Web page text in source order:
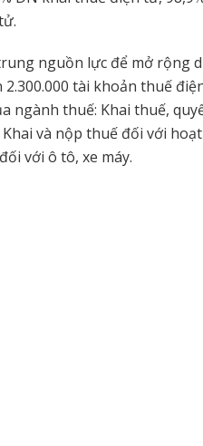
nguồn lực để mở rộng
tài khoản thuế
ngành thuế: Khai thuế,
và nộp thuế đối với
với ô tô, xe máy.